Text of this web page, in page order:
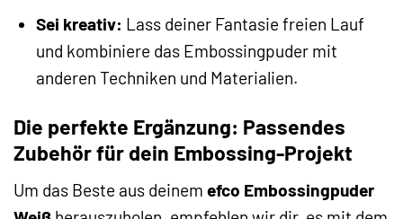
Sei kreativ: Lass deiner Fantasie freien Lauf
und kombiniere das Embossingpuder mit
anderen Techniken und Materialien.
Die perfekte Ergänzung: Passendes
Zubehör für dein Embossing-Projekt
Um das Beste aus deinem efco Embossingpuder